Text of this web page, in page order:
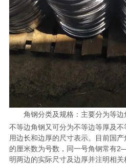
角钢分类及规格：主要分为等
不等边角钢又可分为不等边等厚及
用边长和边厚的尺寸表示。目前国
的厘米数为号数，同一号角钢常有
明两边的实际尺寸及边厚并注明相